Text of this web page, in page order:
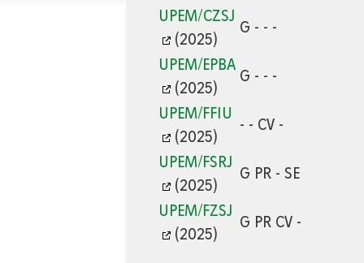
UPEM/CZSJ
(2025)
G - - -
UPEM/EPBA
(2025)
G - - -
UPEM/FFIU
(2025)
- - CV -
UPEM/FSRJ
(2025)
G PR - SE
UPEM/FZSJ
(2025)
G PR CV -